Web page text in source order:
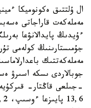
ءۇيدىڭ پايدالانۋعا
جۇمىستارىنىڭ كولەمى
مەملەكەتتىك
-جىلعى قاڭتار-